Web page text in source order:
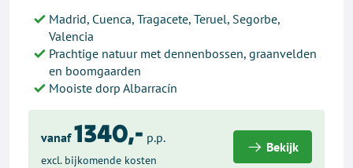
Madrid, Cuenca, Tragacete, Teruel, Segorbe,
Valencia
Prachtige natuur met dennenbossen, graanvelden
en boomgaarden
Mooiste dorp Albarracín
vanaf 1340,- p.p.
excl. bijkomende kosten
Bekijk